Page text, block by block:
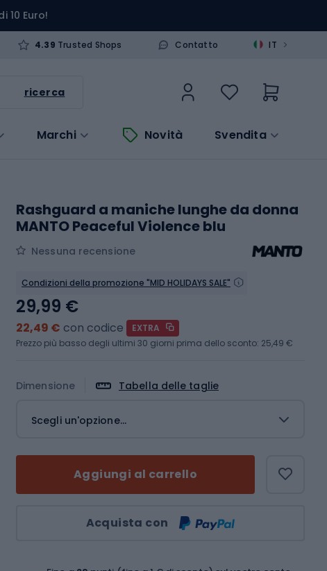
10 Euro!
4.39 Trusted Shops Contatto IT >
ricerca
Marchi Novità Svendita
Rashguard a maniche lunghe da donna
MANTO Peaceful Violence blu
Nessuna recensione
Condizioni della promozione "MID HOLIDAYS SALE"
Dimensione Tabella delle taglie
Scegli un'opzione...
Aggiungi al carrello
Acquista con
29,99 €
22,49 € con codice
EXTRA
Prezzo più basso degli ultimi 30 giorni prima dello sconto: 25,49 €